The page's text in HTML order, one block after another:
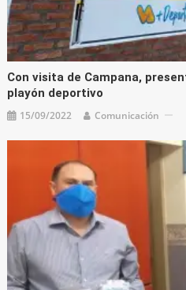
Con visita de Campana,
playón deportivo
15/09/2022 Comunicación